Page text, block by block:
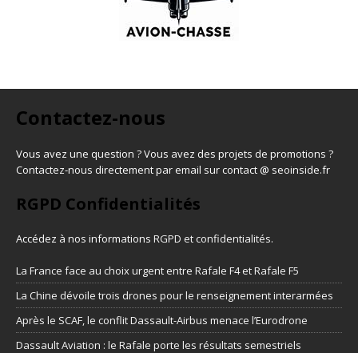
Contactez-nous
Vous avez une question ? Vous avez des projets de promotions ?
Contactez-nous directement par email sur contact @ seoinside.fr
RGPD Confidentialités
Accédez à nos informations RGPD et confidentialités.
La France face au choix urgent entre Rafale F4 et Rafale F5
La Chine dévoile trois drones pour le renseignement interarmées
Après le SCAF, le conflit Dassault-Airbus menace l’Eurodrone
Dassault Aviation : le Rafale porte les résultats semestriels